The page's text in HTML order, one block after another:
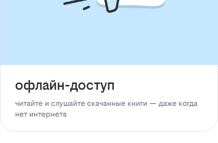
офлайн-доступ
читайте и слушайте скачанные книги — даже когда
нет интернета